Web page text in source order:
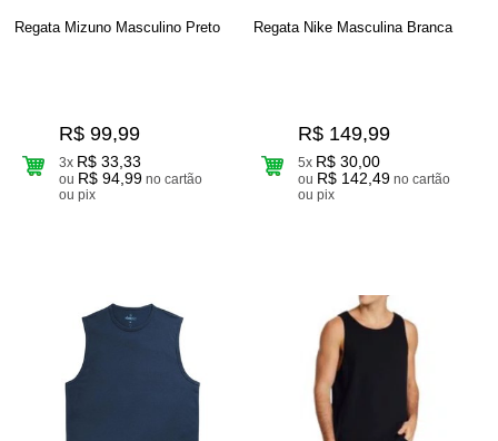
Regata Mizuno Masculino Preto
R$ 99,99
3x R$ 33,33
ou R$ 94,99 no cartão
ou pix
Regata Nike Masculina Branca
R$ 149,99
5x R$ 30,00
ou R$ 142,49 no cartão
ou pix